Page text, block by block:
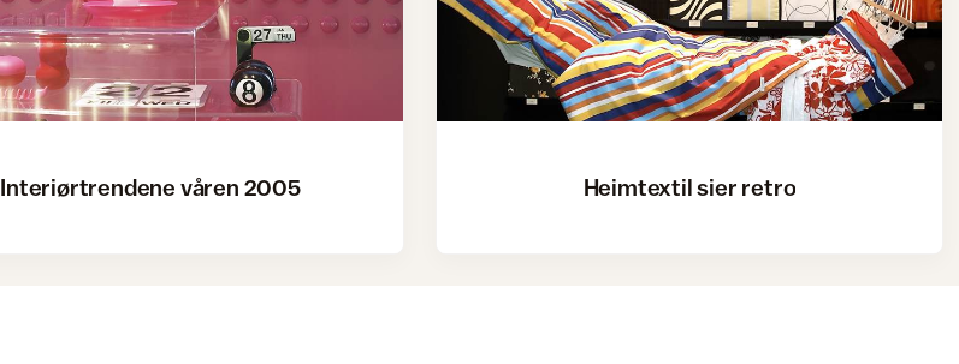
Interiørtrendene våren 2005 Heimtextil sier retro